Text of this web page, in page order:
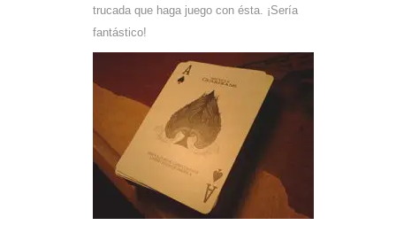
trucada que haga juego con ésta. ¡Sería
fantástico!